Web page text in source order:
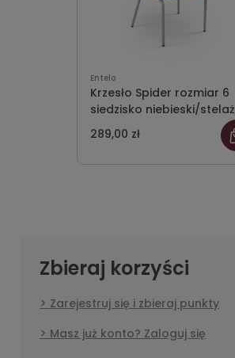
Entelo
Krzesło Spider rozmiar 6
siedzisko niebieski/stelaż
szary
289,00 zł
Zbieraj korzyści
Zarejestruj się i zbieraj punkty
Masz już konto? Zaloguj się